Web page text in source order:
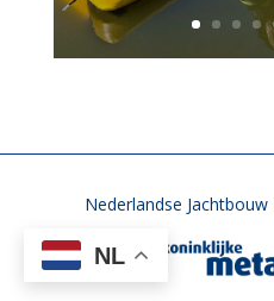
Nederlandse
NL